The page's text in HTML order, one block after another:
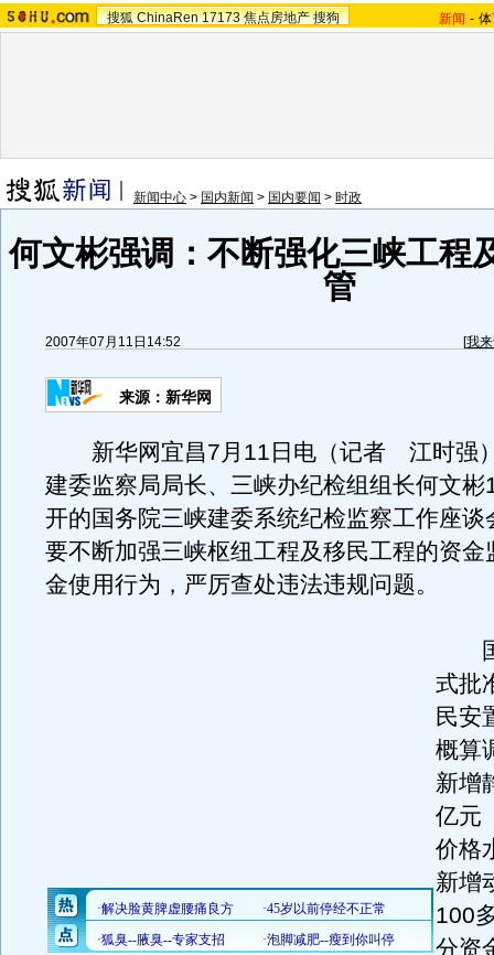
搜狐 ChinaRen 17173 焦点房地产 搜狗 新闻 -
新闻中心 > 国内新闻 > 国内要闻 > 时政
何文彬强调：不断强化三峡工程
管
2007年07月11日14:52 [我
来源：新华网
新华网宜昌7月11日电（记者 江时强
建委监察局局长、三峡办纪检组组长何文彬
开的国务院三峡建委系统纪检监察工作座谈
要不断加强三峡枢纽工程及移民工程的资金
金使用行为，严厉查处违法违规问题。
国
式批
民安
概算
新增
亿元
价格
新增
100
分资